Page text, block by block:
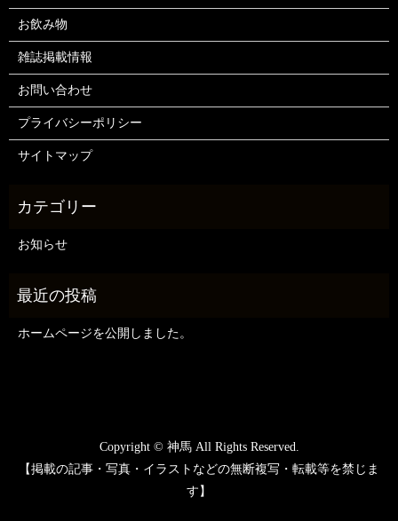
お飲み物
雑誌掲載情報
お問い合わせ
プライバシーポリシー
サイトマップ
お知らせ
ホームページを公開しました。
Copyright © 神馬 All Rights Reserved.
【掲載の記事・写真・イラストなどの無断複写・転載等を禁じま
す】